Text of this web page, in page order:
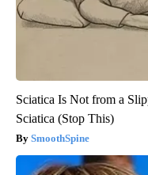
Sciatica Is Not from a
Sciatica (Stop This)
SmoothSpine